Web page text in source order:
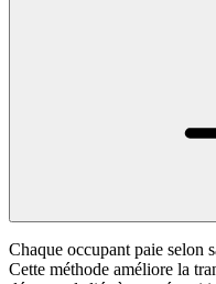
Chaque occupant paie selon
Cette méthode améliore la